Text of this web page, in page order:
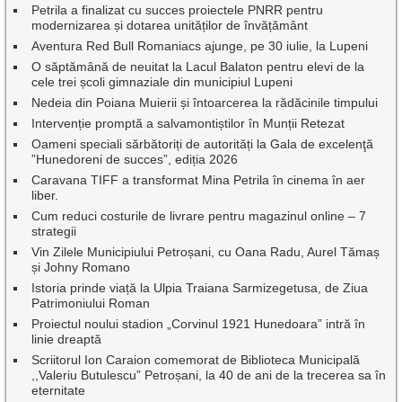
Petrila a finalizat cu succes proiectele PNRR pentru
modernizarea și dotarea unităților de învățământ
Aventura Red Bull Romaniacs ajunge, pe 30 iulie, la Lupeni
O săptămână de neuitat la Lacul Balaton pentru elevi de la
cele trei școli gimnaziale din municipiul Lupeni
Nedeia din Poiana Muierii și întoarcerea la rădăcinile timpului
Intervenție promptă a salvamontiștilor în Munții Retezat
Oameni speciali sărbătoriți de autorități la Gala de excelenţă
”Hunedoreni de succes”, ediția 2026
Caravana TIFF a transformat Mina Petrila în cinema în aer
liber.
Cum reduci costurile de livrare pentru magazinul online – 7
strategii
Vin Zilele Municipiului Petroșani, cu Oana Radu, Aurel Tămaș
și Johny Romano
Istoria prinde viață la Ulpia Traiana Sarmizegetusa, de Ziua
Patrimoniului Roman
Proiectul noului stadion „Corvinul 1921 Hunedoara” intră în
linie dreaptă
Scriitorul Ion Caraion comemorat de Biblioteca Municipală
,,Valeriu Butulescu” Petroșani, la 40 de ani de la trecerea sa în
eternitate